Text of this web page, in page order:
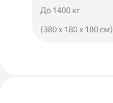
До 1400 кг
(380 x 180 x 180 см)